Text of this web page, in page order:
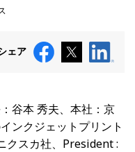
ェア
谷本 秀夫、本社：京
ンクジェットプリント
クスカ社、President :